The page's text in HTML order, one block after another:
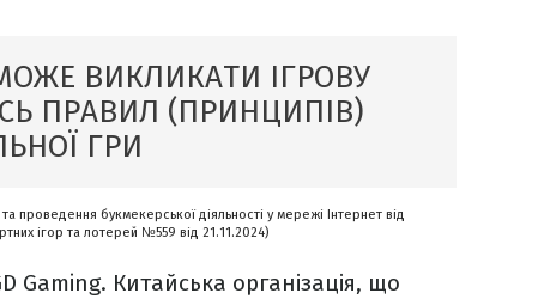
ВИКЛИКАТИ ІГРОВУ
ПРАВИЛ (ПРИНЦИПІВ)
ГРИ
проведення букмекерської діяльності у мережі Інтернет від
ігор та лотерей №559 від 21.11.2024)
Gaming. Китайська організація, що